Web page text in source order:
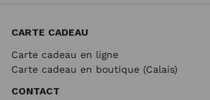
CARTE CADEAU
Carte cadeau en ligne
Carte cadeau en boutique (Calais)
CONTACT